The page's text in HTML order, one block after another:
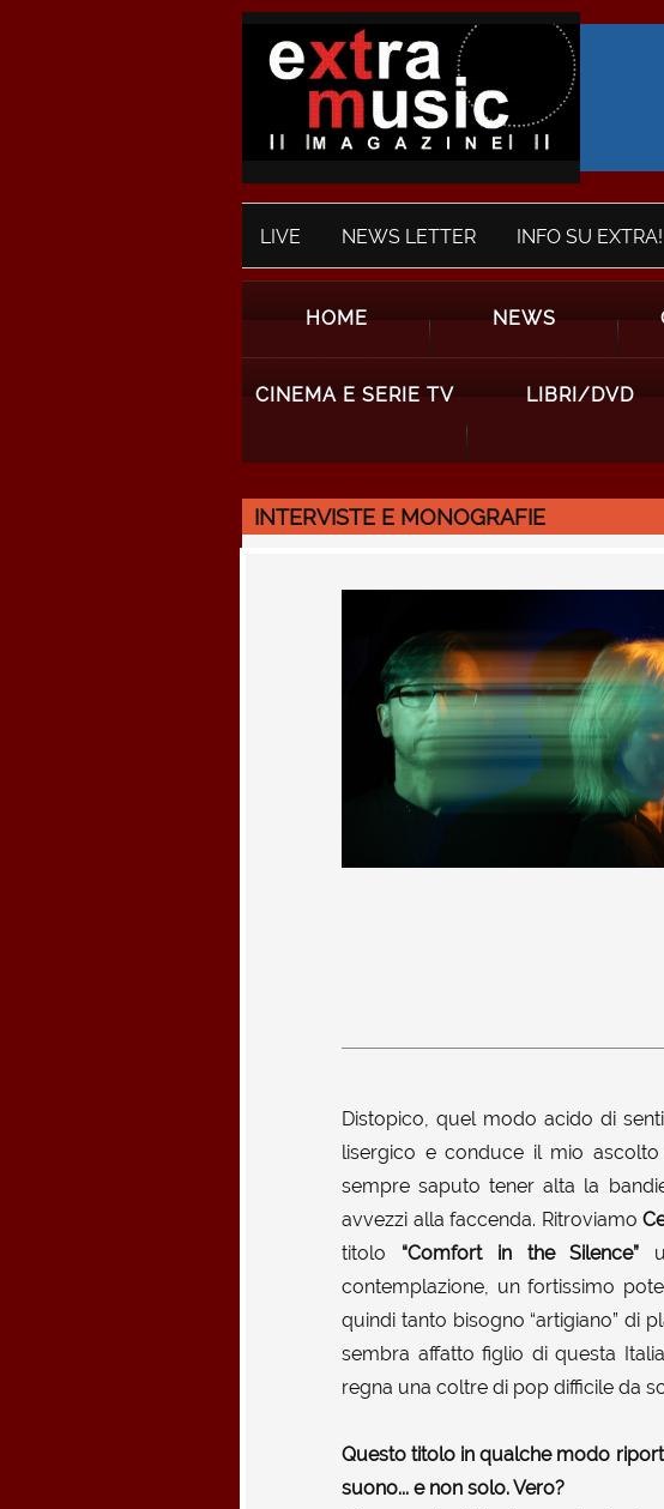
LIVE NEWS LETTER INFO SU EXTRA!
HOME NEWS
CINEMA E SERIE TV LIBRI/DVD
INTERVISTE E MONOGRAFIE
Distopico, quel modo acido di
lisergico e conduce il mio
sempre saputo tener alta la
avvezzi alla faccenda. Ritroviamo
titolo “Comfort in the Silence”
contemplazione, un fortissimo
quindi tanto bisogno “artigiano” di
sembra affatto figlio di questa
regna una coltre di pop difficile da
Questo titolo in qualche modo
suono... e non solo. Vero?